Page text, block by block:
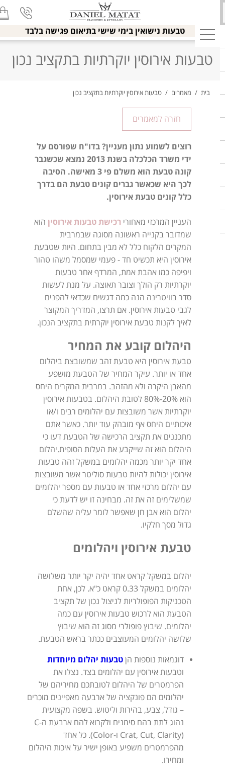
טבעות נישואין בימי שישי בתיאום פגישה בלבד
טבעות אירוסין יוקרתיות בתקציב נכון
בית / מאמרים / טבעות אירוסין יוקרתיות בתקציב נכון
חזרה למאמרים
רוצים לשמוע נתון מעניין? בדו"ח שפורסם על
ידי משרד הכלכלה בשנת 2013 נמצא שכשגבר
קונה טבעת הוא משלם פי 3 מאישה. הסיבה
לכך היא שכאשר גברים קונים טבעת הם בדרך
כלל קונים טבעת אירוסין.
העניין המרכזי מאחורירכישת טבעות אירוסיןהוא
שמדובר בקנייה ראשונה מסוגה שבמרבית
המקרים הלקוח כלל לא מבין בתחום. היות שטבעת
אירוסין היא תכשיט חד - פעמי שמסמל משהו טהור
ויפיפה כמו אהבת אמת, המרדף אחר טבעות
יוקרתיות רק הולך וצובר תאוצה. על מנת לעשות
סדר בוויטרינה הנה כמה דגשים שכדאי להפנים
לגבי טבעות אירוסין. אם תרצו, המדריך המקוצר
לאיך לקנות טבעת אירוסין יוקרתית בתקציב הנכון.
היהלום קובע את המחיר
טבעת אירוסין היא טבעת זהב שמשובצת ביהלום
אחד או יותר. עיקר המחיר של הטבעת מושפע
מהאבן היקרה ולא מהזהב. במרבית המקרים היחס
הוא 20%-80% לטובת היהלום. בטבעות אירוסין
יוקרתיות אשר משובצות עם יהלומים רבים ו/או
איכותיים היחס אף מובהק עוד יותר. כאשר אתם
מתכננים את תקציב הרכישה של הטבעת דעו כי
היהלום הוא זה שייקבע את העלות הסופית.יהלום
אחד יקר יותר מכמה יהלומים במשקל זהה טבעות
אירוסין יכולות להיות טבעות סוליטר אשר משובצות
עם יהלום מרכזי אחד או טבעות עם מספר יהלומים
שמשלימים זה את זה. מבחינה זו יש לדעת כי
יהלום הוא אבן חן שאפשר לומר עליה שהשלם
גדול מסך חלקיו.
טבעת אירוסין ויהלומים
יהלום במשקל קראט אחד יהיה יקר יותר משלושה
יהלומים במשקל 0.33 קראט כ"א. לכן, אחת
הטכניקות הפופולריות לניצול נכון של תקציב
הטבעת הוא לרכוש טבעות אירוסין עם כמה
יהלומים. שיבוץ פופולרי מסוג זה הוא שיבוץ
שלושה יהלומים המעוצבים ככתר בראש הטבעת.
דוגמאות נוספות הןטבעות יהלום מיוחדות
וטבעות אירוסין עם יהלומים בצד. נצלו את
הפרמטרים של היהלום לטובתכם מחיריהם של
יהלומים הם פונקציה של ארבעה מאפיינים מוכרים
– גודל, צבע, בהירות וליטוש. בשפה מקצועית
נהוג לתת בהם סימנים ולקרוא להם ארבעת ה-C
(Crat, Cut, Clarity ו-Color). כל אחד
מהפרמטרים משפיע באופן ישיר על איכות היהלום
ומחירו.